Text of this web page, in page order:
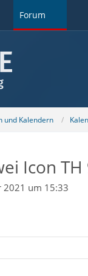
Forum
und Kalendern
Icon TH
2021 um 15:33